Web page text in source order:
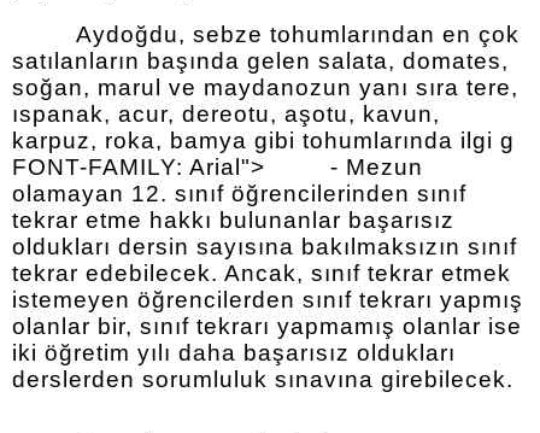
Aydoğdu, sebze tohumlarından en çok
satılanların başında gelen salata, domates,
soğan, marul ve maydanozun yanı sıra tere,
ıspanak, acur, dereotu, aşotu, kavun,
karpuz, roka, bamya gibi tohumlarında ilgi g
FONT-FAMILY: Arial">
- Mezun
olamayan 12. sınıf öğrencilerinden sınıf
tekrar etme hakkı bulunanlar başarısız
oldukları dersin sayısına bakılmaksızın sınıf
tekrar edebilecek. Ancak, sınıf tekrar etmek
istemeyen öğrencilerden sınıf tekrarı yapmış
olanlar bir, sınıf tekrarı yapmamış olanlar ise
iki öğretim yılı daha başarısız oldukları
derslerden sorumluluk sınavına girebilecek.